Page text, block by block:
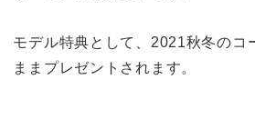
モデル特典として、2021秋冬のコ
ままプレゼントされます。